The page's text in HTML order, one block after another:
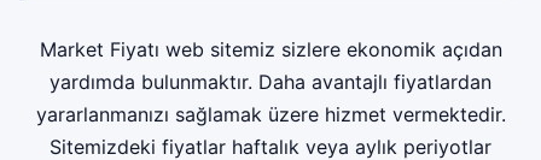
Market Fiyatı web sitemiz sizlere ekonomik açıdan
yardımda bulunmaktır. Daha avantajlı fiyatlardan
yararlanmanızı sağlamak üzere hizmet vermektedir.
Sitemizdeki fiyatlar haftalık veya aylık periyotlar